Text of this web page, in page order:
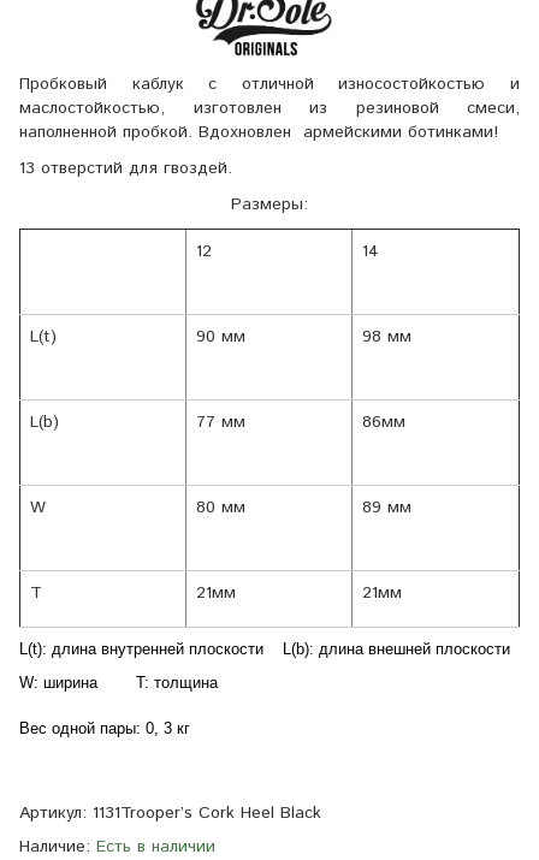
Пробковый каблук с отличной износостойкостью и
маслостойкостью, изготовлен из резиновой смеси,
наполненной пробкой. Вдохновлен армейскими ботинками!
13 отверстий для гвоздей.
Размеры:
12
14
L(t) 90 мм 98 мм
L(b) 77 мм 86мм
W 80 мм 89 мм
T 21мм 21мм
L(t): длина внутренней плоскости L(b): длина внешней плоскости
W: ширина T: толщина
Вес одной пары: 0, 3 кг
Артикул: 1131Trooper’s Cork Heel Black
Наличие: Есть в наличии